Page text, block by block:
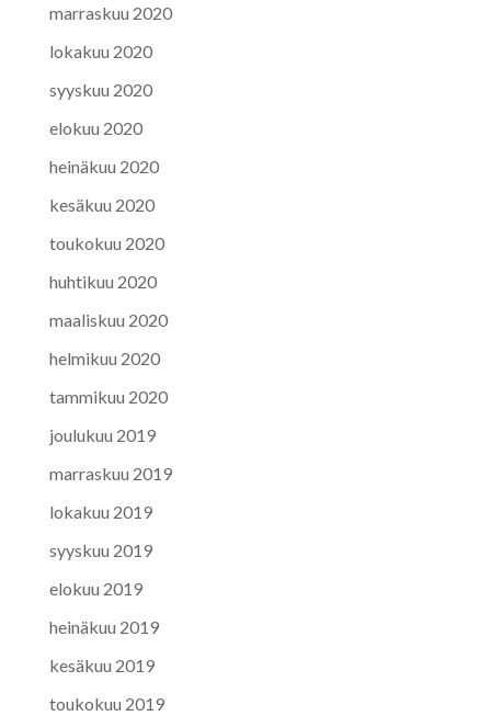
marraskuu 2020
lokakuu 2020
syyskuu 2020
elokuu 2020
heinäkuu 2020
kesäkuu 2020
toukokuu 2020
huhtikuu 2020
maaliskuu 2020
helmikuu 2020
tammikuu 2020
joulukuu 2019
marraskuu 2019
lokakuu 2019
syyskuu 2019
elokuu 2019
heinäkuu 2019
kesäkuu 2019
toukokuu 2019